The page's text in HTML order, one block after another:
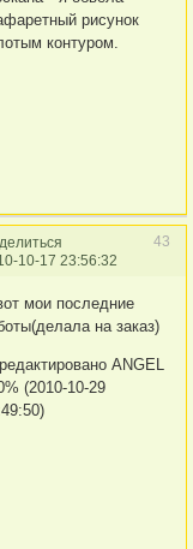
рисунок
контуром.
43
10-17 23:56:32
мои последние
на заказ)
ANGEL
(2010-10-29